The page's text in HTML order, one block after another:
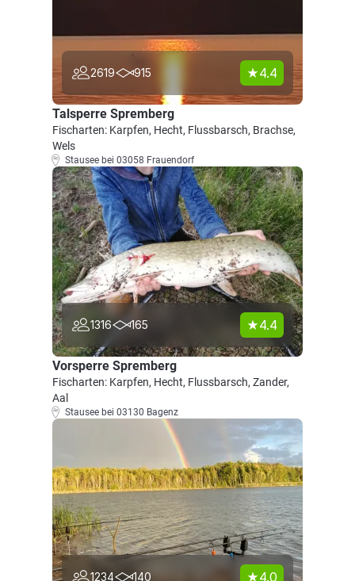
2619 915 4.4
Talsperre Spremberg
Fischarten: Karpfen, Hecht, Flussbarsch, Brachse,
Wels
Stausee bei 03058 Frauendorf
1316 165 4.4
Vorsperre Spremberg
Fischarten: Karpfen, Hecht, Flussbarsch, Zander,
Aal
Stausee bei 03130 Bagenz
1234 140 4.0